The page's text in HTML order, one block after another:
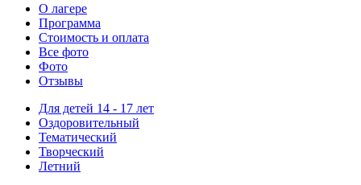
О лагере
Программа
Стоимость и оплата
Все фото
Фото
Отзывы
Для детей 14 - 17 лет
Оздоровительный
Тематический
Творческий
Летний